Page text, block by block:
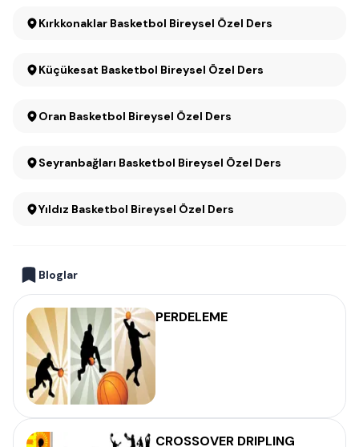
Kırkkonaklar Basketbol Bireysel Özel Ders
Küçükesat Basketbol Bireysel Özel Ders
Oran Basketbol Bireysel Özel Ders
Seyranbağları Basketbol Bireysel Özel Ders
Yıldız Basketbol Bireysel Özel Ders
Bloglar
PERDELEME
CROSSOVER DRIPLING